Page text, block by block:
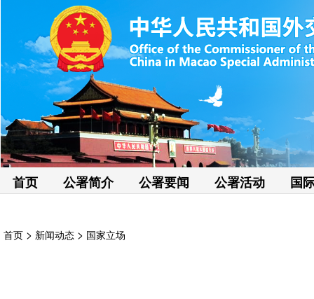
首页 公署简介 公署要闻 公署活动 国
首页 > 新闻动态 > 国家立场